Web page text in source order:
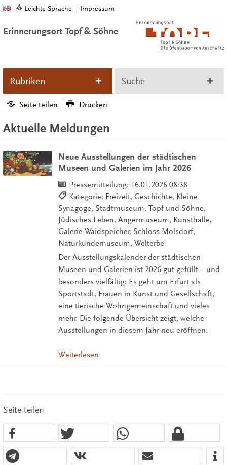
Leichte Sprache Impressum
Erinnerungsort Topf & Söhne
Rubriken Suche
Seite teilen Drucken
Aktuelle Meldungen
Neue Ausstellungen der städtischen
Museen und Galerien im Jahr 2026
Pressemitteilung: 16.01.2026 08:38
Kategorie: Freizeit, Geschichte, Kleine
Synagoge, Stadtmuseum, Topf und Söhne,
Jüdisches Leben, Angermuseum, Kunsthalle,
Galerie Waidspeicher, Schloss Molsdorf,
Naturkundemuseum, Welterbe
Der Ausstellungskalender der städtischen
Museen und Galerien ist 2026 gut gefüllt – und
besonders vielfältig: Es geht um Erfurt als
Sportstadt, Frauen in Kunst und Gesellschaft,
eine tierische Wohngemeinschaft und vieles
mehr. Die folgende Übersicht zeigt, welche
Ausstellungen in diesem Jahr neu eröffnen.
Weiterlesen
Seite teilen